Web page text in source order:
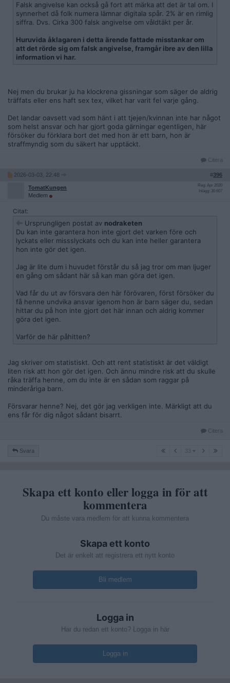
Falsk angivelse kan också gå fort att märka att det är tal om. I
synnerhet då folk numera lämnar digitala spår. 2% är en rimlig
siffra. Dvs. Cirka 300 falsk angivelse om våldtäkt per år.
Huruvida åklagaren i detta ärende fattade misstankar om
att det rörde sig om falsk angivelse, framgår ibre av den lilla
information vi har.
Nej men du brukar ju ha klockrena gissningar som säger de aldrig
träffats eller ens haft sex tex, vilket har varit fel varje gång.
Det landar oavsett vad som hänt i att tjejen/kvinnan inte har något
som helst ansvar och har gjort goda gärningar egentligen, här
försöker du förklara bort det med hon är ett barn, hon är
straffmyndig som du säkert har upptäckt.
Citera
2026-03-03, 22:48 #396
TomatKungen
Medlem
Reg: Apr 2020
Inlägg: 30 607
Citat:
Ursprungligen postat av nodraketen
Du kan inte garantera hon inte gjort det varken före och
lyckats eller missslyckats och du kan inte heller garantera
hon inte gör det igen.
Jag är lite dum i huvudet förstår du så jag tror om man ljuger
en gång om sådant här så kan man göra det igen.
Vad får du ut av försvara den här förövaren, först försöker du
få henne undvika ansvar igenom hon är barn säger du, sedan
hittar du på hon inte gjort det här innan och aldrig kommer
göra det igen.
Varför de här påhitten?
Jag skriver om statistiskt. Och att rent statistiskt är det väldigt
liten risk att hon gör det igen. Och ännu mindre risk att du skulle
råka träffa henne, om du inte är en sådan som raggar på
minderåriga barn.
Försvarar henne? Nej, det gör jag verkligen inte. Märkligt att du
ens får för dig något sådant bisarrt.
Citera
Svara 33
Skapa ett konto eller logga in för att
kommentera
Du måste vara medlem för att kunna kommentera
Skapa ett konto
Det är enkelt att registrera ett nytt konto
Bli medlem
Logga in
Har du redan ett konto? Logga in här
Logga in